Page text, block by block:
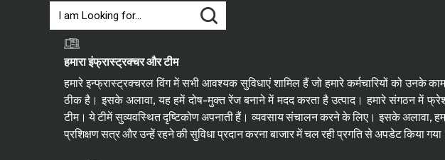
हमारा इंफ्रास्ट्रक्चर और टीम
हमारे इन्फ्रास्ट्रक्चरल विंग में सभी आवश्यक सुविधाएं शामिल हैं जो हमारे कर्मचारियों को
ठीक है। इसके अलावा, यह हमें दोष-मुक्त रेंज बनाने में मदद करता है उत्पाद। हमारे संगठन में
टीम। ये टीमें सुव्यवस्थित दृष्टिकोण अपनाती हैं। व्यवसाय संचालन करने के लिए। इसके अलावा,
प्रशिक्षण सत्र और उन्हें रहने की सुविधा प्रदान करना बाजार में चल रही प्रगति से अपडेट किया